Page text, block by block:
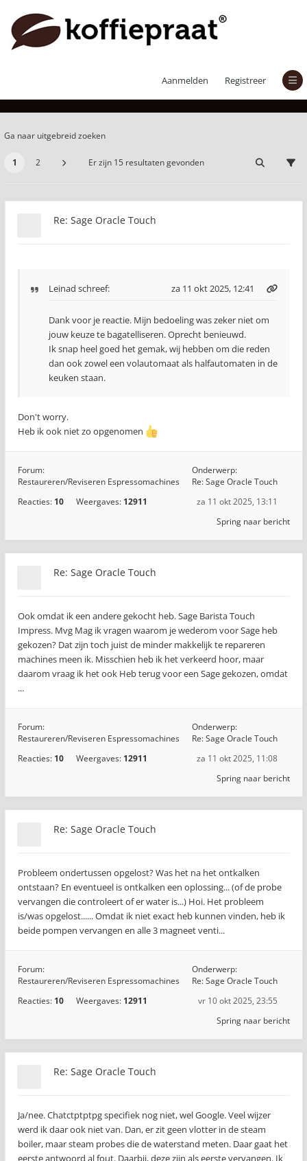
Aanmelden Registreer
Er zijn 15 resultaten gevonden
Ga naar uitgebreid zoeken
1 2 Er zijn 15 resultaten gevonden
Re: Sage Oracle Touch
Leinad schreef: za 11 okt 2025, 12:41
Dank voor je reactie. Mijn bedoeling was zeker niet om
jouw keuze te bagatelliseren. Oprecht benieuwd.
Ik snap heel goed het gemak, wij hebben om die reden
dan ook zowel een volautomaat als halfautomaten in de
keuken staan.
Don't worry.
Heb ik ook niet zo opgenomen
Forum:
Restaureren/Reviseren Espressomachines
Onderwerp:
Re: Sage Oracle Touch
Reacties: 10 Weergaves: 12911
za 11 okt 2025, 13:11
Spring naar bericht
Re: Sage Oracle Touch
Ook omdat ik een andere gekocht heb. Sage Barista Touch
Impress. Mvg Mag ik vragen waarom je wederom voor Sage heb
gekozen? Dat zijn toch juist de minder makkelijk te repareren
machines meen ik. Misschien heb ik het verkeerd hoor, maar
daarom vraag ik het ook Heb terug voor een Sage gekozen, omdat
...
Forum:
Restaureren/Reviseren Espressomachines
Onderwerp:
Re: Sage Oracle Touch
Reacties: 10 Weergaves: 12911
za 11 okt 2025, 11:08
Spring naar bericht
Re: Sage Oracle Touch
Probleem ondertussen opgelost? Was het na het ontkalken
ontstaan? En eventueel is ontkalken een oplossing... (of de probe
vervangen die controleert of er water is...) Hoi. Het probleem
is/was opgelost...... Omdat ik niet exact heb kunnen vinden, heb ik
beide pompen vervangen en alle 3 magneet venti...
Forum:
Restaureren/Reviseren Espressomachines
Onderwerp:
Re: Sage Oracle Touch
Reacties: 10 Weergaves: 12911
vr 10 okt 2025, 23:55
Spring naar bericht
Re: Sage Oracle Touch
Ja/nee. Chatctptptpg specifiek nog niet, wel Google. Veel wijzer
werd ik daar ook niet van. Dan, er zit geen vlotter in de steam
boiler, maar steam probes die de waterstand meten. Daar gaat het
eerste antwoord al fout. Daarbij, deze zijn als eerste vervangen. Ik